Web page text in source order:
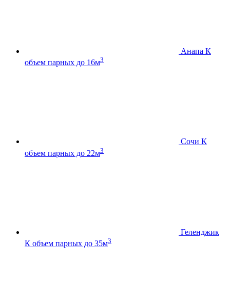
Анапа К
объем парных до 16м3
Сочи К
объем парных до 22м3
Геленджик
К объем парных до 35м3